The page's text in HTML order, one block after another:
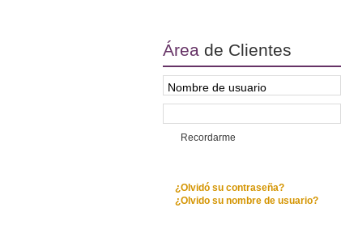
Área de Clientes
Recordarme
¿Olvidó su contraseña?
¿Olvido su nombre de usuario?